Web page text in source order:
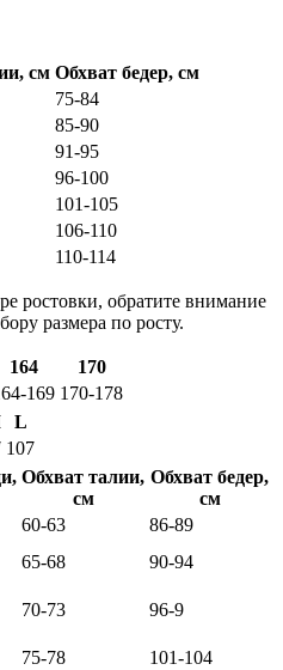
см Обхват бедер, см
75-84
85-90
91-95
96-100
101-105
106-110
110-114
ростовки, обратите внимание
размера по росту.
164
170
169 170-178
L
107
Обхват талии,
см
Обхват бедер,
см
60-63
86-89
65-68 90-94
70-73 96-9
75-78 101-104